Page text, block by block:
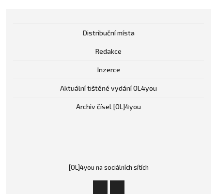
Distribuční místa
Redakce
Inzerce
Aktuální tištěné vydání OL4you
Archiv čísel [OL]4you
[OL]4you na sociálních sítích